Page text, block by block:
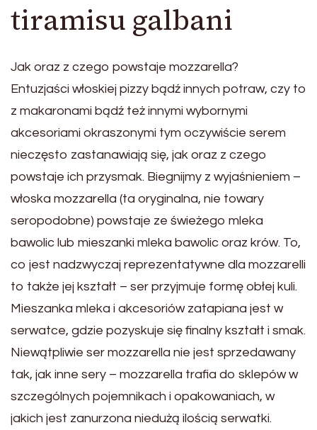
tiramisu galbani
Jak oraz z czego powstaje mozzarella?
Entuzjaści włoskiej pizzy bądź innych potraw, czy to
z makaronami bądź też innymi wybornymi
akcesoriami okraszonymi tym oczywiście serem
nieczęsto zastanawiają się, jak oraz z czego
powstaje ich przysmak. Biegnijmy z wyjaśnieniem –
włoska mozzarella (ta oryginalna, nie towary
seropodobne) powstaje ze świeżego mleka
bawolic lub mieszanki mleka bawolic oraz krów. To,
co jest nadzwyczaj reprezentatywne dla mozzarelli
to także jej kształt – ser przyjmuje formę obłej kuli.
Mieszanka mleka i akcesoriów zatapiana jest w
serwatce, gdzie pozyskuje się finalny kształt i smak.
Niewątpliwie ser mozzarella nie jest sprzedawany
tak, jak inne sery – mozzarella trafia do sklepów w
szczególnych pojemnikach i opakowaniach, w
jakich jest zanurzona niedużą ilością serwatki.